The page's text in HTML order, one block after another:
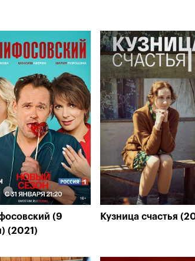
(9
(2021)
Кузница счастья